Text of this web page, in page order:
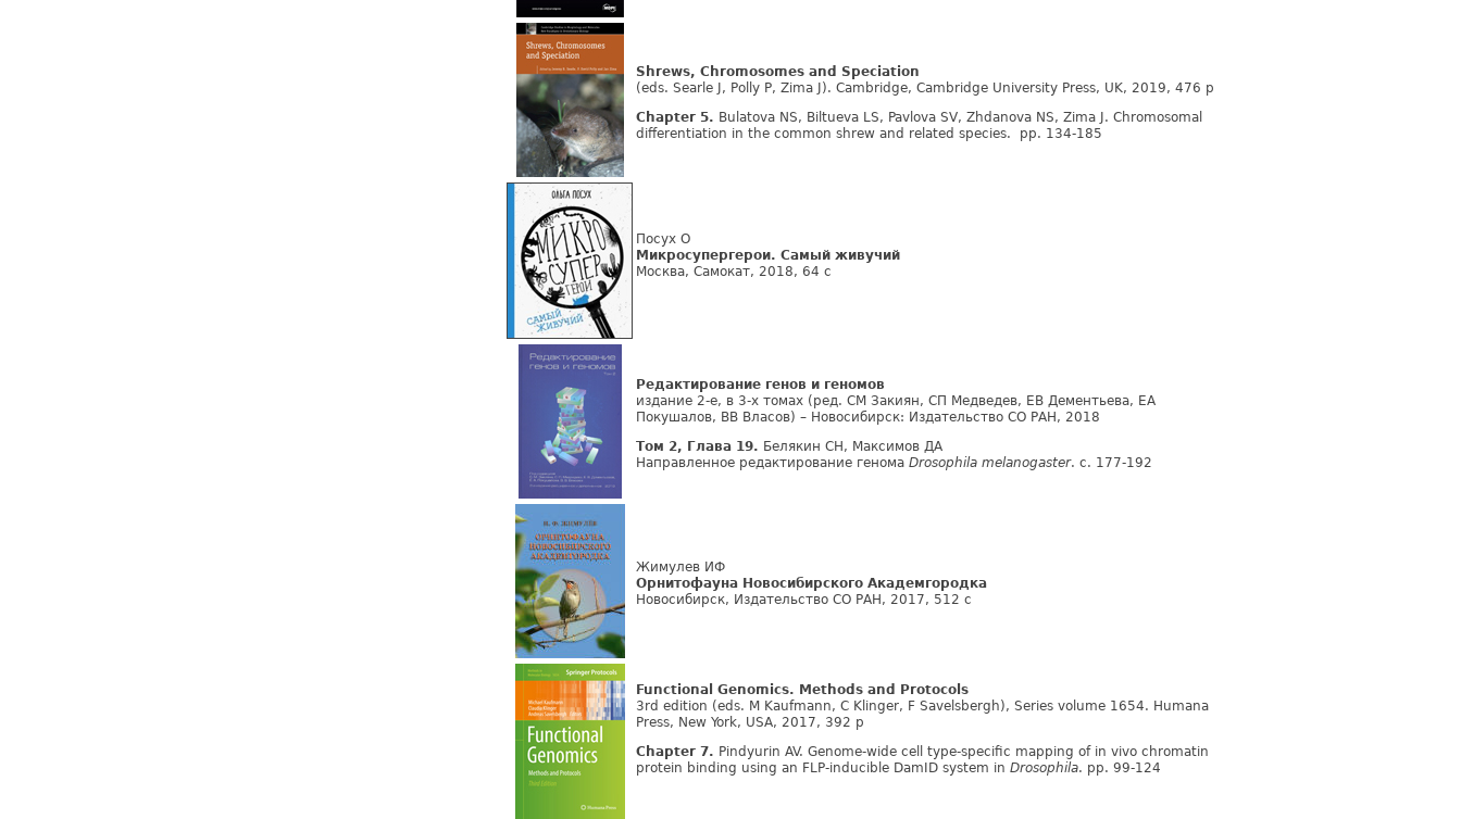
Shrews, Chromosomes and Speciation
(eds. Searle J, Polly P, Zima J). Cambridge, Cambridge University Press, UK, 2019, 476 p
Chapter 5. Bulatova NS, Biltueva LS, Pavlova SV, Zhdanova NS, Zima J. Chromosomal
differentiation in the common shrew and related species. pp. 134-185
Посух О
Микросупергерои. Самый живучий
Москва, Самокат, 2018, 64 с
Редактирование генов и геномов
издание 2-е, в 3-х томах (ред. СМ Закиян, СП Медведев, ЕВ Дементьева, ЕА
Покушалов, ВВ Власов) – Новосибирск: Издательство СО РАН, 2018
Том 2, Глава 19. Белякин СН, Максимов ДА
Направленное редактирование генома Drosophila melanogaster. с. 177-192
Жимулев ИФ
Орнитофауна Новосибирского Академгородка
Новосибирск, Издательство СО РАН, 2017, 512 с
Functional Genomics. Methods and Protocols
3rd edition (eds. M Kaufmann, C Klinger, F Savelsbergh), Series volume 1654. Humana
Press, New York, USA, 2017, 392 p
Chapter 7. Pindyurin AV. Genome-wide cell type-specific mapping of in vivo chromatin
protein binding using an FLP-inducible DamID system in Drosophila. pp. 99-124